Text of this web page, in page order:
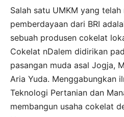
Salah satu UMKM yang
pemberdayaan dari BRI
sebuah produsen cokelat
Cokelat nDalem didirikan
pasangan muda asal Jogja,
Aria Yuda. Menggabungkan
Teknologi Pertanian dan
membangun usaha cokelat